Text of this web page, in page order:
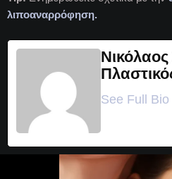
λιποαναρρόφηση.
See Full Bio